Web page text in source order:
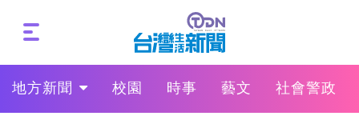
地方新聞 校園 時事 藝文 社會警政